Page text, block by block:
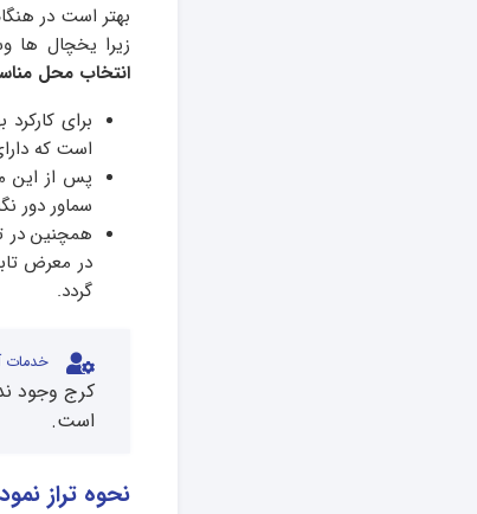
بهتر است در
زیرا یخچال ها
انتخاب محل
برای
است که
پس از این
سماور دور
همچنین در
در معرض
گردد.
خدمات
کرج وجود
است.
نحوه تراز